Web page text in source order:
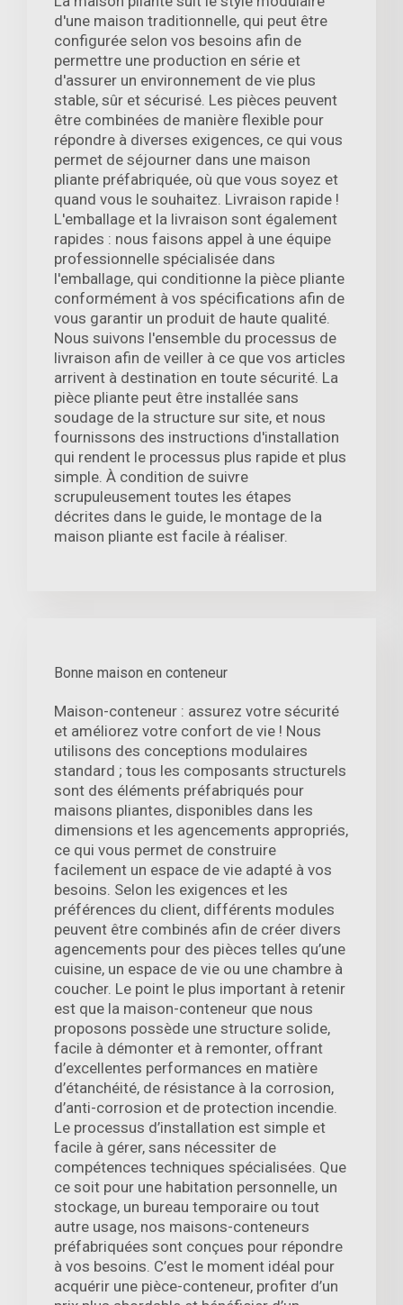
d'une maison traditionnelle, qui peut être
configurée selon vos besoins afin de
permettre une production en série et
d'assurer un environnement de vie plus
stable, sûr et sécurisé. Les pièces peuvent
être combinées de manière flexible pour
répondre à diverses exigences, ce qui vous
permet de séjourner dans une maison
pliante préfabriquée, où que vous soyez et
quand vous le souhaitez. Livraison rapide !
L'emballage et la livraison sont également
rapides : nous faisons appel à une équipe
professionnelle spécialisée dans
l'emballage, qui conditionne la pièce pliante
conformément à vos spécifications afin de
vous garantir un produit de haute qualité.
Nous suivons l'ensemble du processus de
livraison afin de veiller à ce que vos articles
arrivent à destination en toute sécurité. La
pièce pliante peut être installée sans
soudage de la structure sur site, et nous
fournissons des instructions d'installation
qui rendent le processus plus rapide et plus
simple. À condition de suivre
scrupuleusement toutes les étapes
décrites dans le guide, le montage de la
maison pliante est facile à réaliser.
Bonne maison en conteneur
Maison-conteneur : assurez votre sécurité
et améliorez votre confort de vie ! Nous
utilisons des conceptions modulaires
standard ; tous les composants structurels
sont des éléments préfabriqués pour
maisons pliantes, disponibles dans les
dimensions et les agencements appropriés,
ce qui vous permet de construire
facilement un espace de vie adapté à vos
besoins. Selon les exigences et les
préférences du client, différents modules
peuvent être combinés afin de créer divers
agencements pour des pièces telles qu’une
cuisine, un espace de vie ou une chambre à
coucher. Le point le plus important à retenir
est que la maison-conteneur que nous
proposons possède une structure solide,
facile à démonter et à remonter, offrant
d’excellentes performances en matière
d’étanchéité, de résistance à la corrosion,
d’anti-corrosion et de protection incendie.
Le processus d’installation est simple et
facile à gérer, sans nécessiter de
compétences techniques spécialisées. Que
ce soit pour une habitation personnelle, un
stockage, un bureau temporaire ou tout
autre usage, nos maisons-conteneurs
préfabriquées sont conçues pour répondre
à vos besoins. C’est le moment idéal pour
acquérir une pièce-conteneur, profiter d’un